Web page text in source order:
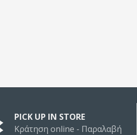
PICK UP IN STORE
Κράτηση online - Παραλαβή